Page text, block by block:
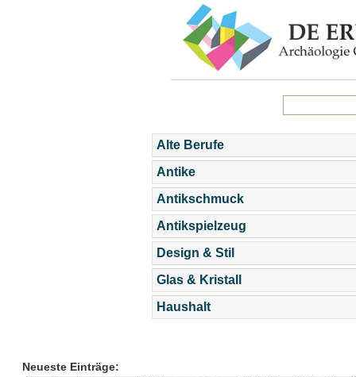
Alte Berufe
Antike
Antikschmuck
Antikspielzeug
Design & Stil
Glas & Kristall
Haushalt
Neueste Einträge: